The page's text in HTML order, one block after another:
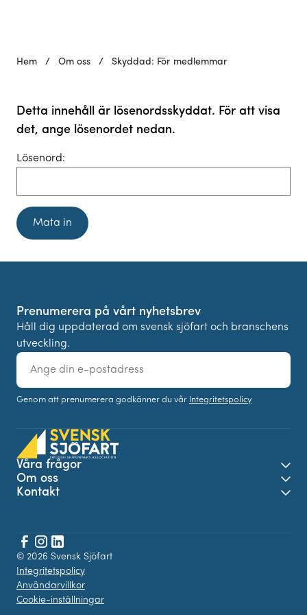
Hem / Om oss / Skyddad: För medlemmar
Detta innehåll är lösenordsskyddat. För att visa
det, ange lösenordet nedan.
Lösenord:
Prenumerera på vårt nyhetsbrev
Håll dig uppdaterad om svensk sjöfart och branschens
utveckling.
E-
post
Genom att prenumerera godkänner du vår Integritetspolicy
Våra frågor
Om oss
Kontakt
© 2026 Svensk Sjöfart
Integritetspolicy
Användarvillkor
Cookie-inställningar
Facebook
Instagram
LinkedIn